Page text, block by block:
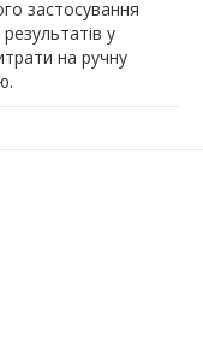
застосування
у
на ручну